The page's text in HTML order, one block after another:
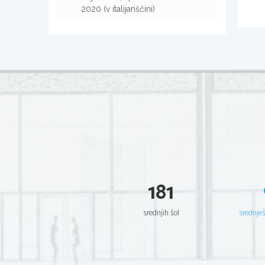
2020 (v italijanščini)
181
srednjih šol